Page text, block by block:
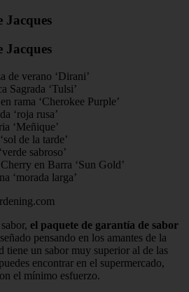
Jacques
Jacques
de verano ‘Dirani’
Sagrada ‘Tulsi’
rama ‘Cherokee Purple’
‘roja rusa’
‘Meñique’
de la tarde’
sabroso’
en Barra ‘Sun Gold’
‘morada larga’
el paquete de garantía de sabor
pensando en los amantes de la
tiene un sabor muy superior al de las
encontrar en el supermercado,
el mínimo esfuerzo.